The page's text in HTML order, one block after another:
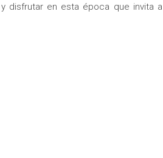
disfrutar en esta época que invita a